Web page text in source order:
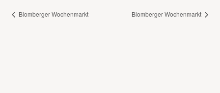
Blomberger Wochenmarkt Blomberger Wochenmarkt